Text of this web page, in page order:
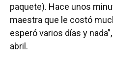
paquete). Hace unos
maestra que le costó
esperó varios días y
abril.